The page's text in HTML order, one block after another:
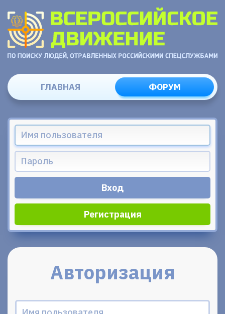
ГЛАВНАЯ ФОРУМ
Регистрация
Авторизация